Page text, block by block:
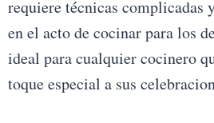
requiere técnicas complicadas
en el acto de cocinar para los
ideal para cualquier cocinero
toque especial a sus